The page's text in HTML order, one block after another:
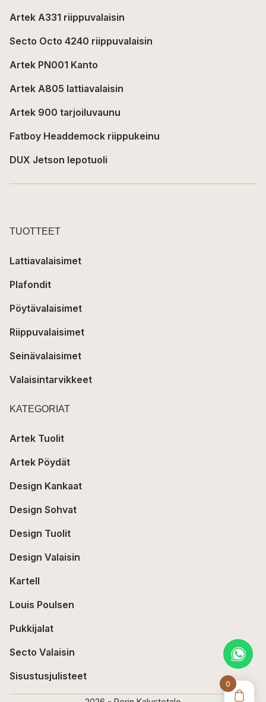
0
Artek A331 riippuvalaisin
Secto Octo 4240 riippuvalaisin
Artek PN001 Kanto
Artek A805 lattiavalaisin
Artek 900 tarjoiluvaunu
Fatboy Headdemock riippukeinu
DUX Jetson lepotuoli
TUOTTEET
Lattiavalaisimet
Plafondit
Pöytävalaisimet
Riippuvalaisimet
Seinävalaisimet
Valaisintarvikkeet
KATEGORIAT
Artek Tuolit
Artek Pöydät
Design Kankaat
Design Sohvat
Design Tuolit
Design Valaisin
Kartell
Louis Poulsen
Pukkijalat
Secto Valaisin
Sisustusjulisteet